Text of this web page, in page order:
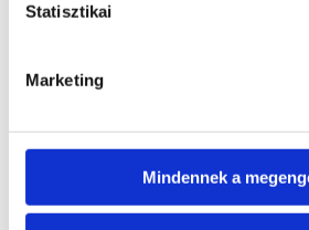
Statisztikai
Marketing
Mindennek a
EZ IS